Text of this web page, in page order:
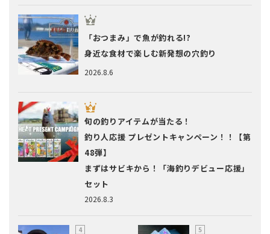
2026.8.6
「おつまみ」で魚が釣れる!?
身近な食材で楽しむ新発想の穴釣り
2026.8.3
旬の釣りアイテムが当たる！
釣り人応援 プレゼントキャンペーン！！【第
48弾】
まずはサビキから！「海釣りデビュー応援」
セット